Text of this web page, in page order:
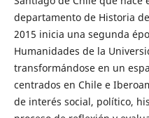
departamento de Historia
2015 inicia una segunda
Humanidades de la
transformándose en un
centrados en Chile e
de interés social, político,